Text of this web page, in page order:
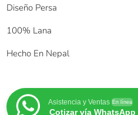
Diseño Persa
100% Lana
Hecho En Nepal
Asistencia y Ventas En línea
Cotizar vía WhatsApp